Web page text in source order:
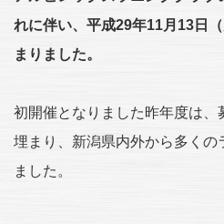
れに伴い、平成29年11月13日
まりました。
初開催となりました昨年度は
埋まり、新潟県内外から多くの
ました。